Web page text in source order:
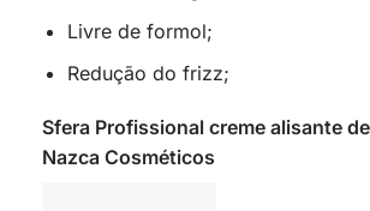
Livre de formol;
Redução do frizz;
Sfera Profissional creme alisante
Nazca Cosméticos